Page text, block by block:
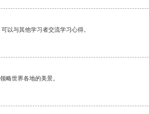
以与其他学习者交流学习心得。
略世界各地的美景。